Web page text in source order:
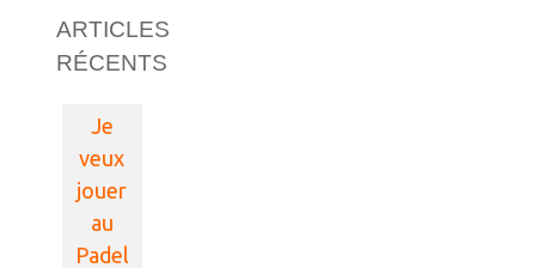
ARTICLES
RÉCENTS
Je
veux
jouer
au
Padel